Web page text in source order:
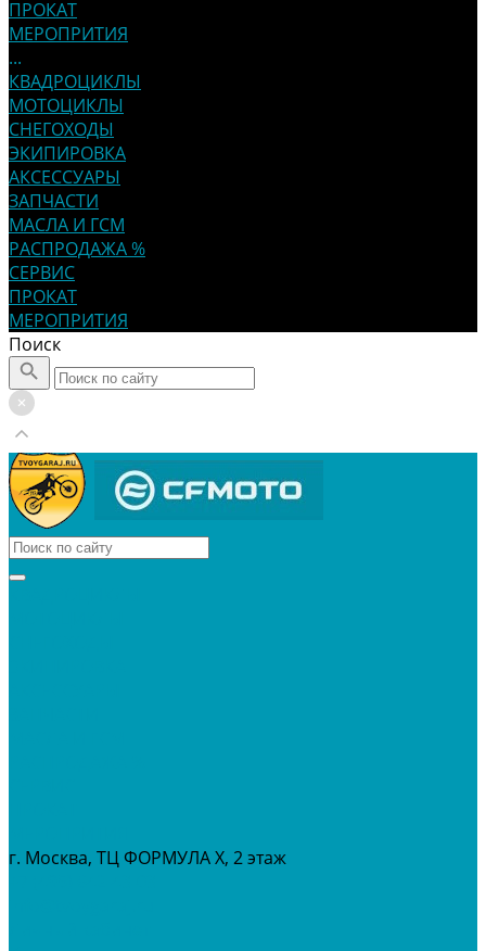
ПРОКАТ
МЕРОПРИТИЯ
...
КВАДРОЦИКЛЫ
МОТОЦИКЛЫ
СНЕГОХОДЫ
ЭКИПИРОВКА
АКСЕССУАРЫ
ЗАПЧАСТИ
МАСЛА И ГСМ
РАСПРОДАЖА %
СЕРВИС
ПРОКАТ
МЕРОПРИТИЯ
Поиск
г. Москва, ТЦ ФОРМУЛА Х, 2 этаж